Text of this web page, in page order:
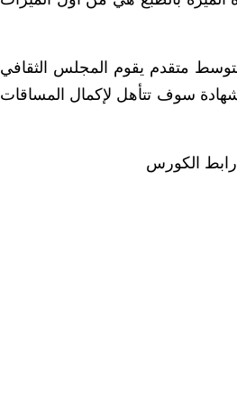
متقدم يقوم المجلس الثقافي
سوف تتأهل لإكمال المساقات
الكورس